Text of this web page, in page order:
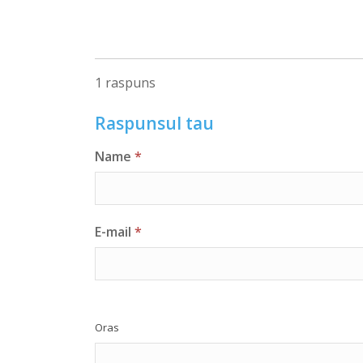
1 raspuns
Raspunsul tau
Name *
E-mail *
Oras